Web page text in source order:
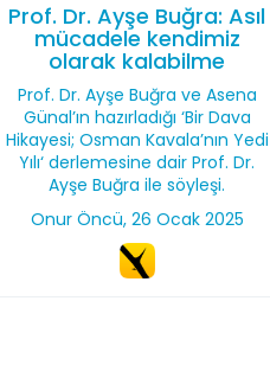
Prof. Dr. Ayşe Buğra: Asıl
mücadele kendimiz
olarak kalabilme
Prof. Dr. Ayşe Buğra ve Asena
Günal’ın hazırladığı ‘Bir Dava
Hikayesi; Osman Kavala’nın Yedi
Yılı‘ derlemesine dair Prof. Dr.
Ayşe Buğra ile söyleşi.
Onur Öncü, 26 Ocak 2025